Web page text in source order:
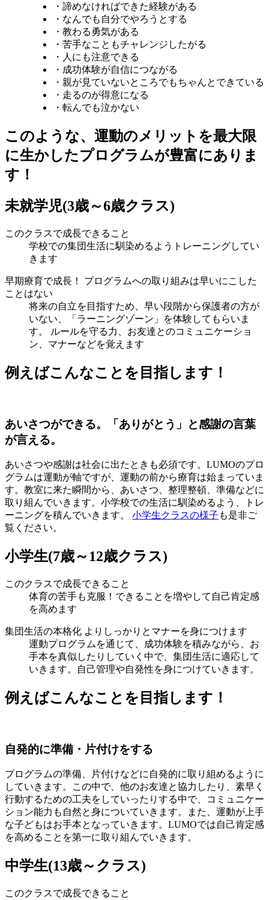
・諦めなければできた経験がある
・なんでも自分でやろうとする
・教わる勇気がある
・苦手なこともチャレンジしたがる
・人にも注意できる
・成功体験が自信につながる
・親が見ていないところでもちゃんとできている
・走るのが得意になる
・転んでも泣かない
このような、運動のメリットを最大限
に生かしたプログラムが豊富にありま
す！
未就学児(3歳～6歳クラス)
このクラスで成長できること
学校での集団生活に馴染めるようトレーニングしてい
きます
早期療育で成長！ プログラムへの取り組みは早いにこした
ことはない
将来の自立を目指すため、早い段階から保護者の方が
いない、「ラーニングゾーン」を体験してもらいま
す。 ルールを守る力、お友達とのコミュニケーショ
ン、マナーなどを覚えます
例えばこんなことを目指します！
あいさつができる。「ありがとう」と感謝の言葉
が言える。
あいさつや感謝は社会に出たときも必須です。LUMOのプロ
グラムは運動が軸ですが、運動の前から療育は始まっていま
す。教室に来た瞬間から、あいさつ、整理整頓、準備などに
取り組んでいきます。小学校での生活に馴染めるよう、トレ
ーニングを積んでいきます。 小学生クラスの様子 も是非ご
覧ください。
小学生(7歳～12歳クラス)
このクラスで成長できること
体育の苦手も克服！できることを増やして自己肯定感
を高めます
集団生活の本格化 よりしっかりとマナーを身につけます
運動プログラムを通じて、成功体験を積みながら、お
手本を真似したりしていく中で、集団生活に適応して
いきます。自己管理や自発性を身につけていきます。
例えばこんなことを目指します！
自発的に準備・片付けをする
プログラムの準備、片付けなどに自発的に取り組めるように
していきます。この中で、他のお友達と協力したり、素早く
行動するための工夫をしていったりする中で、コミュニケー
ション能力も自然と身についていきます。また、運動が上手
な子どもはお手本となっていきます。LUMOでは自己肯定感
を高めることを第一に取り組んでいきます。
中学生(13歳～クラス)
このクラスで成長できること